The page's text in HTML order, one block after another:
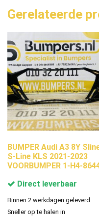
Gerelateerde
BUMPER Audi A3 8Y
S-Line KLS 2021-2023
VOORBUMPER 1-H4-
Direct leverbaar
Binnen 2 werkdagen geleverd.
Sneller op te halen in